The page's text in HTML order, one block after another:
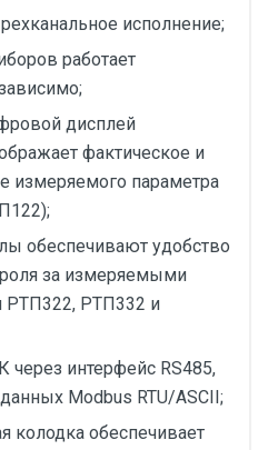
исполнение;
работает
дисплей
фактическое и
измеряемого параметра
обеспечивают удобство
за измеряемыми
РТП322, РТП332 и
интерфейс RS485,
Modbus RTU/ASCII;
колодка обеспечивает